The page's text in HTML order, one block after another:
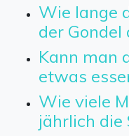
Wie lange
der Gondel
Kann man
etwas
Wie viele
jährlich die